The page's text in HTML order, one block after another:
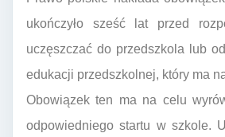
ukończyło sześć lat przed
uczęszczać do przedszkola lub
edukacji przedszkolnej, który ma
Obowiązek ten ma na celu
odpowiedniego startu w szkole.